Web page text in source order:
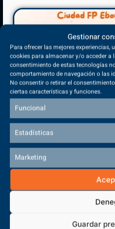
Gestionar
Para ofrecer las mejores
cookies para almacenar y/o acceder
consentimiento de estas tecnologías
comportamiento de navegación o las
No consentir o retirar el
ciertas características y funciones.
Funcional
Estadísticas
Marketing
Guardar
¡Reserva tu
Polígono Sector VI, 45683,
CENTRO DE